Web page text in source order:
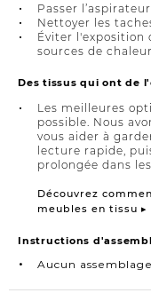
Passer
Nettoyer les
Éviter l'exposition
sources de
Des tissus qui ont de
Les meilleures
possible. Nous
vous aider à
lecture rapide,
prolongée dans
Découvrez
meubles en tissu ▸
Instructions
Aucun